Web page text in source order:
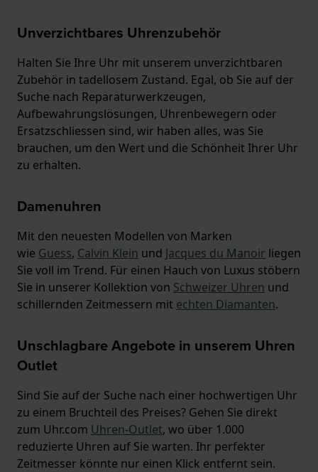
Unverzichtbares Uhrenzubehör
Halten Sie Ihre Uhr mit unserem unverzichtbaren
Zubehör in tadellosem Zustand. Egal, ob Sie auf der
Suche nach Reparaturwerkzeugen,
Aufbewahrungslösungen, Uhrenbewegern oder
Ersatzschliessen sind, wir haben alles, was Sie
brauchen, um den Wert und die Schönheit Ihrer Uhr
zu erhalten.
Damenuhren
Mit den neuesten Modellen von Marken
wie Guess, Calvin Klein und Jacques du Manoir liegen
Sie voll im Trend. Für einen Hauch von Luxus stöbern
Sie in unserer Kollektion von Schweizer Uhren und
schillernden Zeitmessern mit echten Diamanten.
Unschlagbare Angebote in unserem Uhren
Outlet
Sind Sie auf der Suche nach einer hochwertigen Uhr
zu einem Bruchteil des Preises? Gehen Sie direkt
zum Uhr.com Uhren-Outlet, wo über 1.000
reduzierte Uhren auf Sie warten. Ihr perfekter
Zeitmesser könnte nur einen Klick entfernt sein.